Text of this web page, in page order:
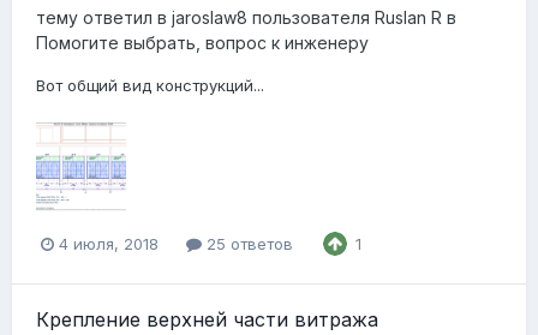
тему ответил в jaroslaw8 пользователя Ruslan R в
Помогите выбрать, вопрос к инженеру
Вот общий вид конструкций...
4 июля, 2018 25 ответов 1
Крепление верхней части витража